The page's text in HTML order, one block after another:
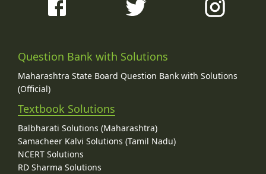
Question Bank with Solutions
Maharashtra State Board Question Bank with Solutions
(Official)
Textbook Solutions
Balbharati Solutions (Maharashtra)
Samacheer Kalvi Solutions (Tamil Nadu)
NCERT Solutions
RD Sharma Solutions